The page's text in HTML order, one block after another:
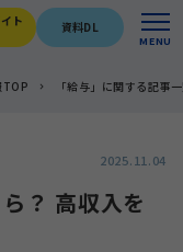
ト
資料DL
MENU
TOP 「給与」に関する記事
2025.11.04
？ 高収入を